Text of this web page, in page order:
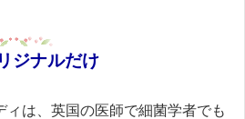
ジナルだけ
は、英国の医師で細菌学者でも